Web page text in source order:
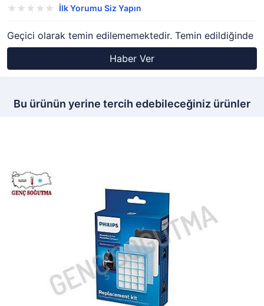
İlk Yorumu Siz Yapın
Geçici olarak temin edilememektedir. Temin edildiğinde
Haber Ver
Bu ürünün yerine tercih edebileceğiniz ürünler